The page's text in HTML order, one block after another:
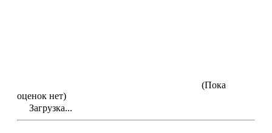
(Пока
оценок нет)
Загрузка...